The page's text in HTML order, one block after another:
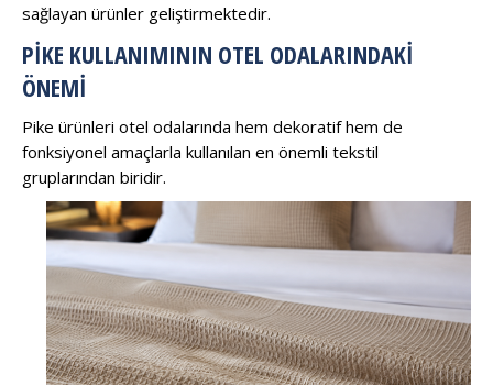
sağlayan ürünler geliştirmektedir.
PIKE KULLANIMININ OTEL ODALARINDAKI
ÖNEMI
Pike ürünleri otel odalarında hem dekoratif hem de
fonksiyonel amaçlarla kullanılan en önemli tekstil
gruplarından biridir.